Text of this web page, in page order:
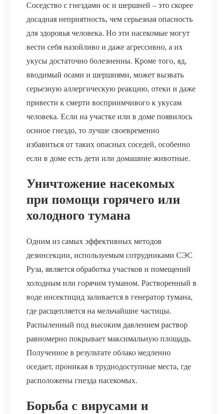
Соседство с гнездами ос и шершней – это скорее
досадная неприятность, чем серьезная опасность
для здоровья человека. Но эти насекомые могут
вести себя назойливо и даже агрессивно, а их
укусы достаточно болезненны. Кроме того, яд,
вводимый осами и шершнями, может вызвать
серьезную аллергическую реакцию, отеки и даже
привести к смерти восприимчивого к укусам
человека. Если на участке или в доме появилось
осиное гнездо, то лучше своевременно
избавиться от таких опасных соседей, особенно
если в доме есть дети или домашние животные.
Уничтожение насекомых
при помощи горячего или
холодного тумана
Одним из самых эффективных методов
дезинсекции, используемым сотрудниками СЭС
Руза, является обработка участков и помещений
холодным или горячим туманом. Растворенный в
воде инсектицид заливается в генератор тумана,
где расщепляется на мельчайшие частицы.
Распыленный под высоким давлением раствор
равномерно покрывает максимальную площадь.
Полученное в результате облако медленно
оседает, проникая в труднодоступные места, где
расположены гнезда насекомых.
Борьба с вирусами и